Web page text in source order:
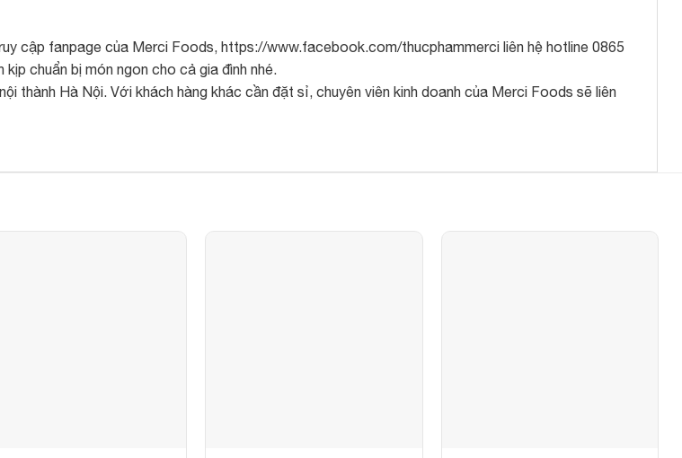
cập fanpage của Merci Foods, https://www.facebook.com/thucphammerci liên hệ hotline 0865
chuẩn bị món ngon cho cả gia đình nhé.
thành Hà Nội. Với khách hàng khác cần đặt sỉ, chuyên viên kinh doanh của Merci Foods sẽ liên